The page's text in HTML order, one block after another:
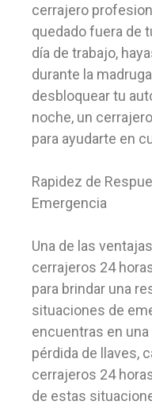
cerrajero
quedado fuera de
día de trabajo,
durante la
desbloquear tu
noche, un
para ayudarte en
Rapidez de
Emergencia
Una de las
cerrajeros 24
para brindar una
situaciones de
encuentras en
pérdida de llaves,
cerrajeros 24
de estas